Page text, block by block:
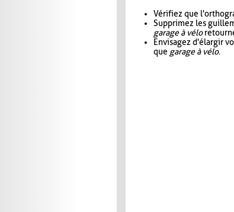
Vérifiez que
Supprimez les
garage à vélo
Envisagez d'élargir
que garage à vélo.